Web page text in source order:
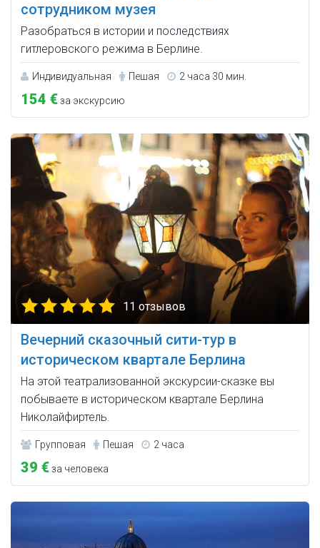
сотрудником музея
Разобраться в истории и последствиях
гитлеровского режима в Берлине.
Индивидуальная Пешая 2 часа 30 мин.
154 €за экскурсию
11 отзывов
Вечерний сказочный сити-тур в
историческом квартале Берлина
На этой театрализованной экскурсии-сказке вы
побываете в историческом квартале Берлина
Николайфиртель.
Групповая Пешая 2 часа
39 €за человека